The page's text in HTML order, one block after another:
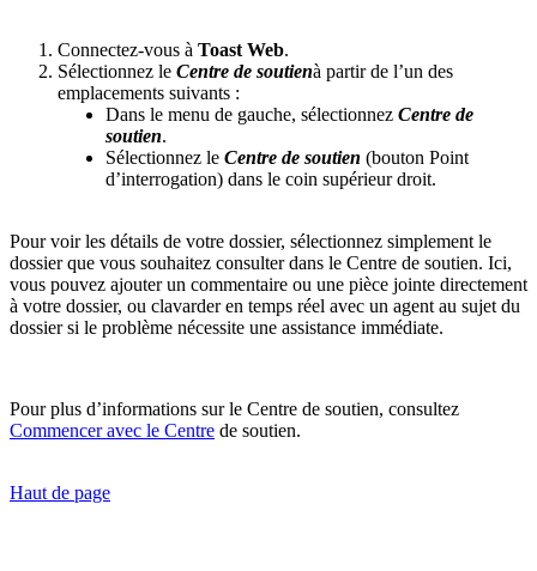
Connectez-vous à Toast Web.
Sélectionnez le Centre de soutienà partir de l’un des
emplacements suivants :
Dans le menu de gauche, sélectionnez Centre de
soutien.
Sélectionnez le Centre de soutien (bouton Point
d’interrogation) dans le coin supérieur droit.
Pour voir les détails de votre dossier, sélectionnez simplement le
dossier que vous souhaitez consulter dans le Centre de soutien. Ici,
vous pouvez ajouter un commentaire ou une pièce jointe directement
à votre dossier, ou clavarder en temps réel avec un agent au sujet du
dossier si le problème nécessite une assistance immédiate.
Pour plus d’informations sur le Centre de soutien, consultez
Commencer avec le Centre de soutien.
Haut de page